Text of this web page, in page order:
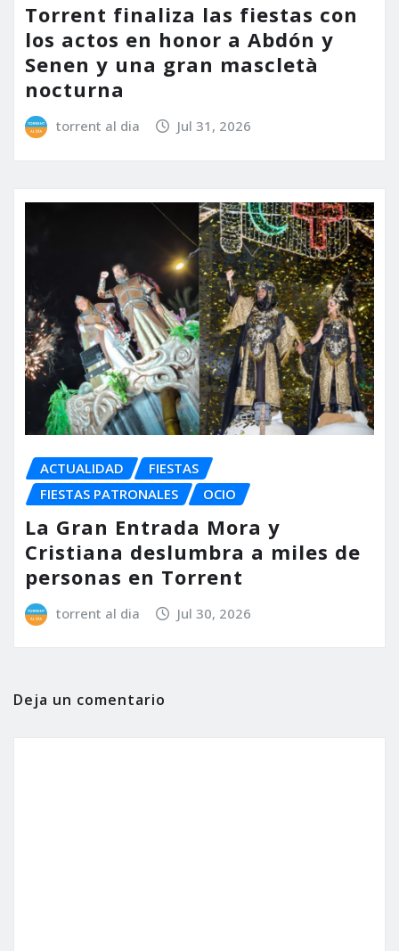
Torrent finaliza las fiestas con
los actos en honor a Abdón y
Senen y una gran mascletà
nocturna
torrent al dia Jul 31, 2026
ACTUALIDAD
FIESTAS
FIESTAS PATRONALES
OCIO
La Gran Entrada Mora y
Cristiana deslumbra a miles de
personas en Torrent
torrent al dia Jul 30, 2026
Deja un comentario